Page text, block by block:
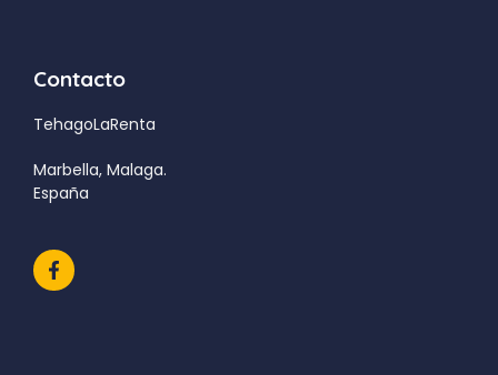
Contacto
TehagoLaRenta
Marbella, Malaga.
España